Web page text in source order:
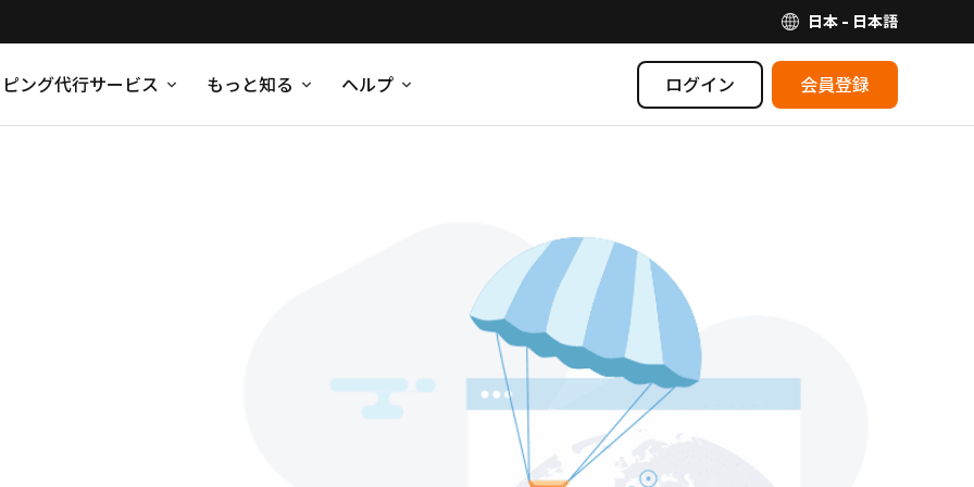
日本 - 日本語
ング代行サービス もっと知る ヘルプ ログイン 会員登録